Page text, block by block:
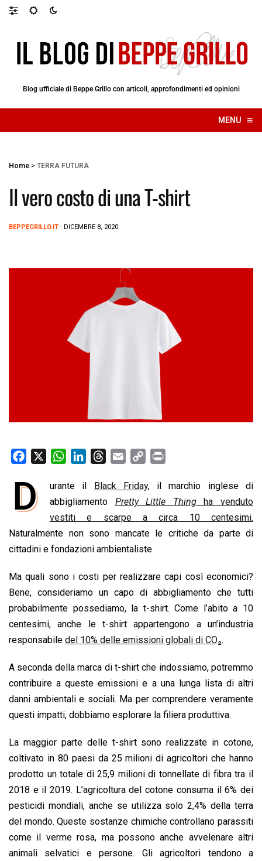
Blog ufficiale di Beppe Grillo con articoli, approfondimenti ed opinioni
MENU ≡
☰
Home > TERRA FUTURA
Il vero costo di una T-shirt
BEPPEGRILLO.IT - DICEMBRE 8, 2020
c
e
o
o
W
a
t
s
A
p
n
k
e
d
I
r
e
a
d
s
a
i
l
p
y
L
i
n
t
D urante il Black Friday, il marchio inglese di
abbigliamento Pretty Little Thingha venduto
vestiti e scarpe a circa 10 centesimi.
Naturalmente non sono mancate le critiche da parte di
cittadini e fondazioni ambientaliste.
Ma quali sono i costi per realizzare capi così economici?
Bene, consideriamo un capo di abbigliamento che tutti
probabilmente possediamo, la t-shirt. Come l’abito a 10
centesimi, anche le t-shirt appartengono a un’industria
responsabile del 10% delle emissioni globali di CO₂.
A seconda della marca di t-shirt che indossiamo, potremmo
contribuire a queste emissioni e a una lunga lista di altri
danni ambientali e sociali. Ma per comprendere veramente
questi impatti, dobbiamo esplorare la filiera produttiva.
La maggior parte delle t-shirt sono realizzate in cotone,
coltivato in 80 paesi da 25 milioni di agricoltori che hanno
prodotto un totale di 25,9 milioni di tonnellate di fibra tra il
2018 e il 2019. L’agricoltura del cotone consuma il 6% dei
pesticidi mondiali, anche se utilizza solo 2,4% della terra
del mondo. Queste sostanze chimiche controllano parassiti
come il verme rosa, ma possono anche avvelenare altri
animali selvatici e persone. Gli agricoltori tendono a